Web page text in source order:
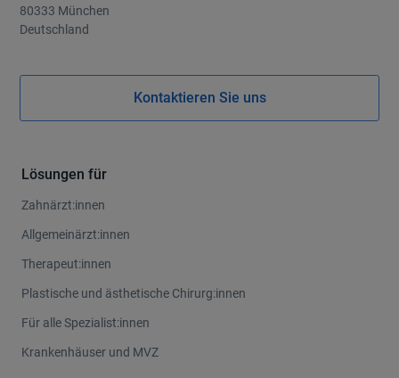
80333 München
Deutschland
Kontaktieren Sie uns
Lösungen für
Zahnärzt:innen
Allgemeinärzt:innen
Therapeut:innen
Plastische und ästhetische Chirurg:innen
Für alle Spezialist:innen
Krankenhäuser und MVZ